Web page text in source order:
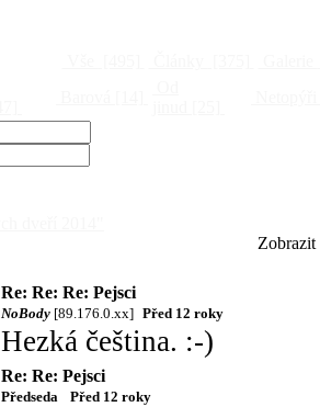
Re: Re: Re: Pejsci
NoBody [89.176.0.xx] Před 12 roky
Hezká čeština. :-)
Re: Re: Pejsci
Předseda Před 12 roky